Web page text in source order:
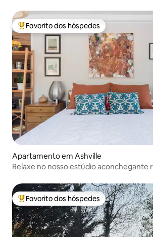
Favoritos dos hóspedes mais apreciados
Favorito dos hóspedes
Apartamento em Ashville
Relaxe no nosso estúdio aconchegante
Favoritos dos hóspedes mais apreciados
Favorito dos hóspedes